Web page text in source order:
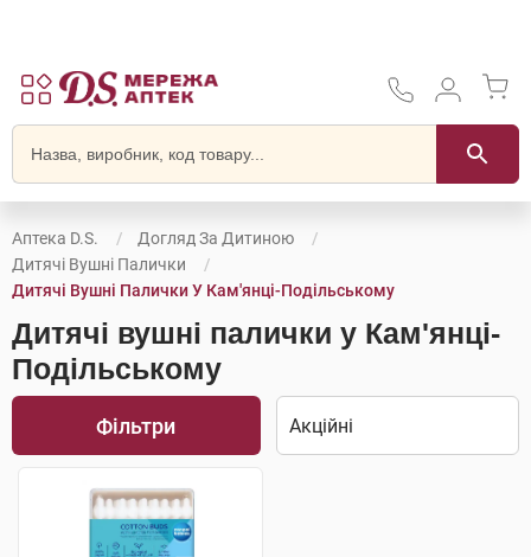
Аптека D.S.
Догляд За Дитиною
Дитячі Вушні Палички
Дитячі Вушні Палички У Кам'янці-Подільському
Дитячі вушні палички у Кам'янці-
Подільському
Фільтри